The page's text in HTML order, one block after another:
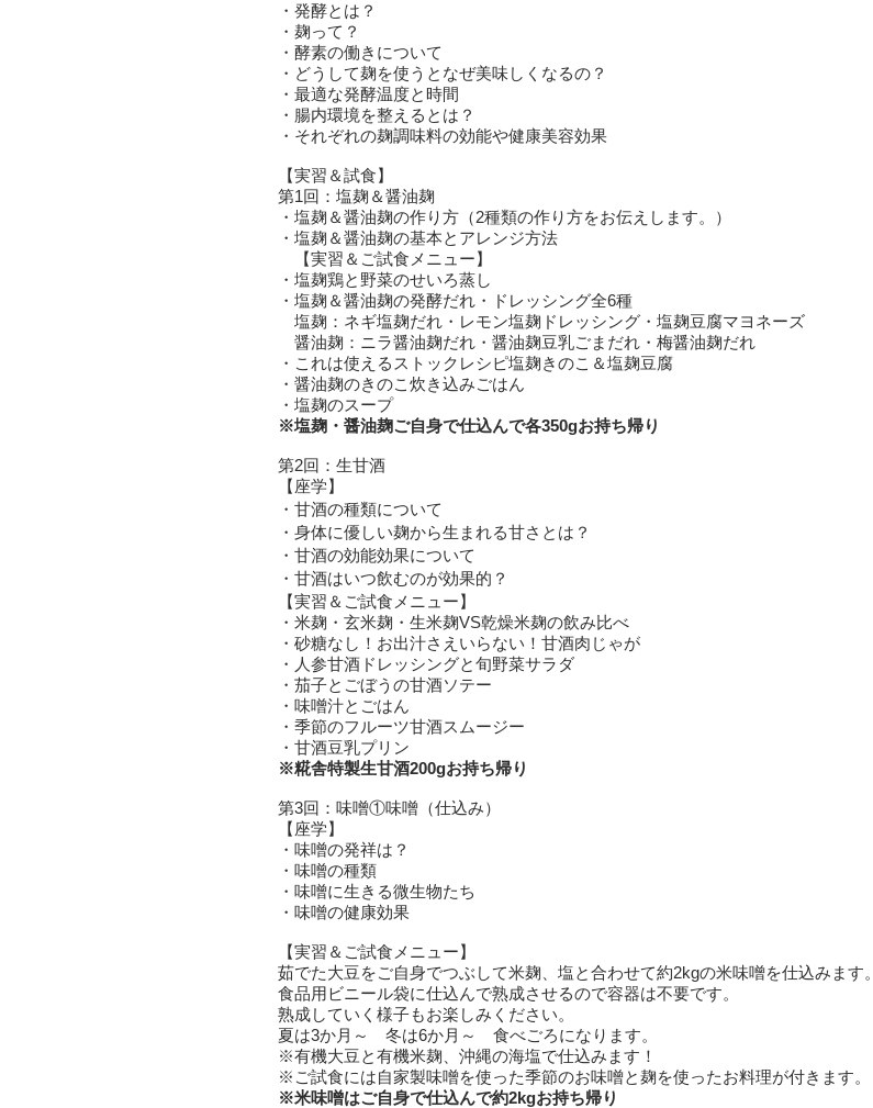
・発酵とは？
・麹って？
・酵素の働きについて
・どうして麹を使うとなぜ美味しくなるの？
・最適な発酵温度と時間
・腸内環境を整えるとは？
・それぞれの麹調味料の効能や健康美容効果
【実習＆試食】
第1回：塩麹＆醤油麹
・塩麹＆醤油麹の作り方（2種類の作り方をお伝えします。）
・塩麹＆醤油麹の基本とアレンジ方法
​【実習＆ご試食メニュー】
・塩麹鶏と野菜のせいろ蒸し
・塩麹＆醤油麹の発酵だれ・ドレッシング全6種
塩麹：ネギ塩麹だれ・レモン塩麹ドレッシング・塩麹豆腐マヨネーズ
醤油麹：ニラ醤油麹だれ・醤油麹豆乳ごまだれ・梅醤油麹だれ
・これは使えるストックレシピ塩麹きのこ＆塩麹豆腐
・醤油麹のきのこ炊き込みごはん
・塩麹のスープ
※塩麹・醤油麹ご自身で仕込んで各350gお持ち帰り
​第2回：生甘酒
​【座学】
・甘酒の種類について
・身体に優しい麹から生まれる甘さとは？
・甘酒の効能効果について
​・甘酒はいつ飲むのが効果的？
【実習＆ご試食メニュー】
・米麹・玄米麹・生米麹VS乾燥米麹の飲み比べ
・砂糖なし！お出汁さえいらない！甘酒肉じゃが
・人参甘酒ドレッシングと旬野菜サラダ
・茄子とごぼうの甘酒ソテー
・味噌汁とごはん
・季節のフルーツ甘酒スムージー
・甘酒豆乳プリン
※糀舎特製生甘酒200gお持ち帰り
第3回：味噌①味噌（仕込み）
【座学】
・味噌の発祥は？
・味噌の種類
・味噌に生きる微生物たち
・味噌の健康効果
【実習＆ご試食メニュー】
茹でた大豆をご自身でつぶして米麹、塩と合わせて約2kgの米味噌を仕込みます。
食品用ビニール袋に仕込んで熟成させるので容器は不要です。
熟成していく様子もお楽しみください。
夏は3か月～ 冬は6か月～ 食べごろになります。
※有機大豆と有機米麹、沖縄の海塩で仕込みます！
​※ご試食には自家製味噌を使った季節のお味噌と麹を使ったお料理が付きます。
※米味噌はご自身で仕込んで約2kgお持ち帰り